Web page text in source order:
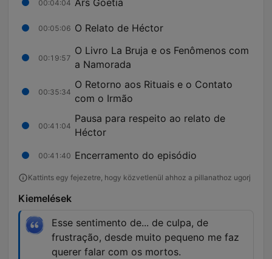
00:04:04
00:05:06 O Relato de Héctor
00:19:57
O Livro La Bruja e os Fenômenos com
a Namorada
00:35:34
O Retorno aos Rituais e o Contato
com o Irmão
00:41:04
Pausa para respeito ao relato de
Héctor
00:41:40 Encerramento do episódio
Kattints egy fejezetre, hogy közvetlenül ahhoz a pillanathoz ugorj
Kiemelések
Esse sentimento de... de culpa, de
frustração, desde muito pequeno me faz
querer falar com os mortos.